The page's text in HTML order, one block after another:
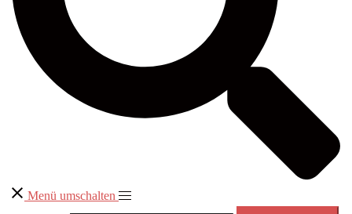
Menü umschalten